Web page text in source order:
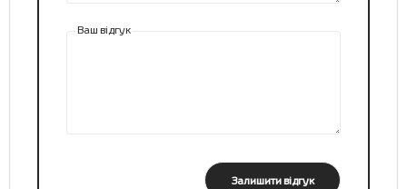
Ваш відгук
Залишити відгук